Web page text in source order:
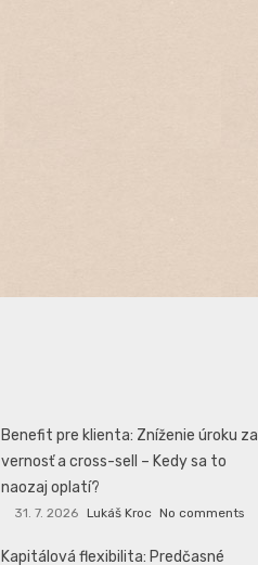
Benefit pre klienta: Zníženie úroku za
vernosť a cross-sell – Kedy sa to
naozaj oplatí?
31. 7. 2026 Lukáš Kroc No comments
Kapitálová flexibilita: Predčasné